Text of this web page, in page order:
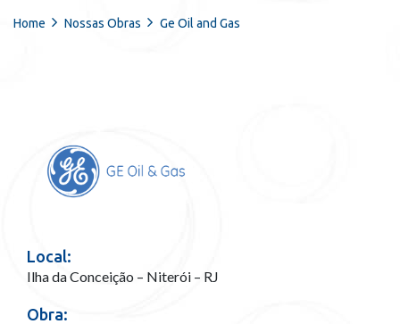
Home Nossas Obras Ge Oil and Gas
Local:
Ilha da Conceição – Niterói – RJ
Obra: